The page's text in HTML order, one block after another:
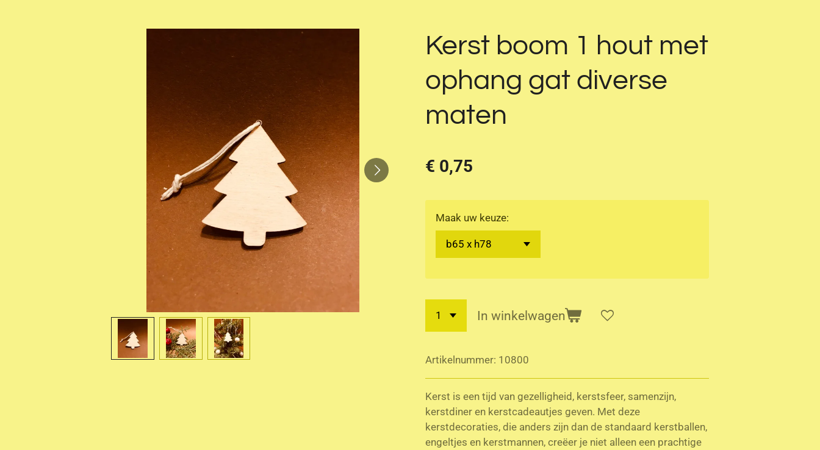
Kerst boom 1 hout met
ophang gat diverse
maten
€ 0,75
Maak uw keuze:
In winkelwagen
Artikelnummer: 10800
Kerst is een tijd van gezelligheid, kerstsfeer, samenzijn,
kerstdiner en kerstcadeautjes geven. Met deze
kerstdecoraties, die anders zijn dan de standaard kerstballen,
engeltjes en kerstmannen, creëer je niet alleen een prachtige